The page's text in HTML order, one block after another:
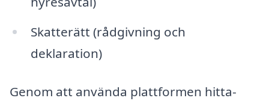
Skatterätt (rådgivning och
deklaration)
Genom att använda plattformen hitta-